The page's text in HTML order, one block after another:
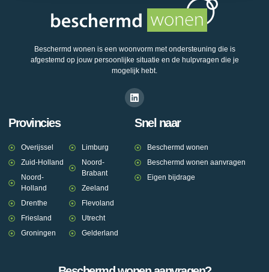
Beschermd wonen is een woonvorm met ondersteuning die is
afgestemd op jouw persoonlijke situatie en de hulpvragen die je
mogelijk hebt.
Provincies
Overijssel
Zuid-Holland
Noord-
Holland
Drenthe
Friesland
Groningen
Limburg
Noord-
Brabant
Zeeland
Flevoland
Utrecht
Gelderland
Snel naar
Beschermd wonen
Beschermd wonen aanvragen
Eigen bijdrage